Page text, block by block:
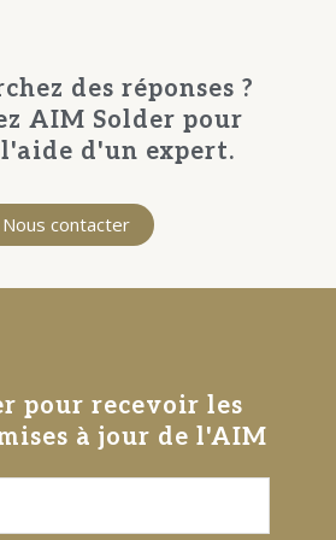
des réponses ?
AIM Solder pour
d'un expert.
Nous contacter
pour recevoir les
à jour de l'AIM